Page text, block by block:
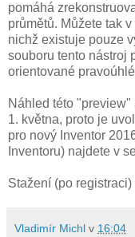
pomáhá
průmětů. Můžete tak
nichž existuje pouze
souboru tento nástroj
orientované
Náhled této
1. května, proto je
pro nový Inventor
Inventoru) najdete v
Stažení (po registraci)
Vladimír Michl v 16:04